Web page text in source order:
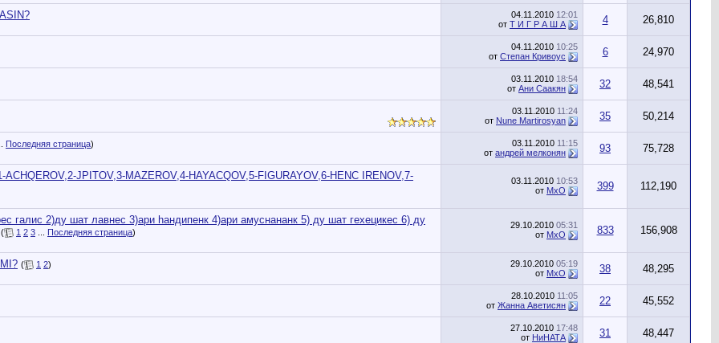
04.11.2010 12:01
от Т И Г Р А Ш А 4 26,810
04.11.2010 10:25
от Cтепан Кривоус 6 24,970
03.11.2010 18:54
от Ани Саакян 32 48,541
03.11.2010 11:24
от Nune Martirosyan 35 50,214
Последняя страница)
03.11.2010 11:15
от андрей мелконян 93 75,728
JPITOV,3-MAZEROV,4-HAYACQOV,5-FIGURAYOV,6-HENC IRENOV,7-
03.11.2010 10:53
от MxO 399 112,190
галис 2)ду шат лавнес 3)ари hандипенк 4)ари амуснананк 5) ду шат гехецикес 6) ду
( 1 2 3 Последняя страница)
29.10.2010 05:31
от MxO 833 156,908
( 1 2)
29.10.2010 05:19
от MxO 38 48,295
28.10.2010 11:05
от Жанна Аветисян 22 45,552
27.10.2010 17:48
от НиНАТА 31 48,447